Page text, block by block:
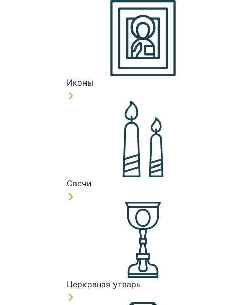
Иконы
Свечи
Церковная утварь